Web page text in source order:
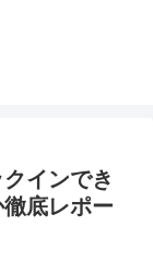
インでき
底レポー